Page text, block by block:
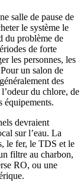
salle de pause de
le système le
du problème de
de forte
les personnes, les
un salon de
des
du chlore, de
équipements.
devraient
sur l’eau. La
le fer, le TDS et le
filtre au charbon,
RO, ou une